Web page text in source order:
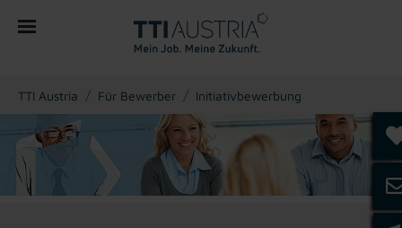
You are here:
TTI Austria Für Bewerber Initiativbewerbung